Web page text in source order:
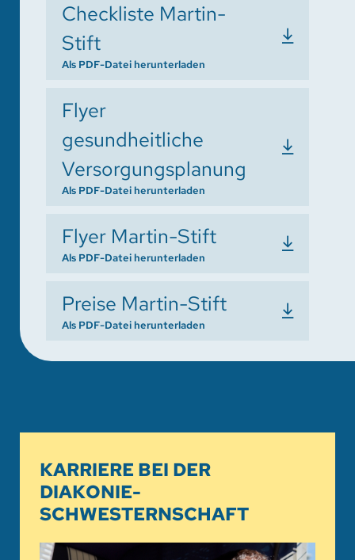
Checkliste Martin-
Stift
Als PDF-Datei herunterladen
Flyer
gesundheitliche
Versorgungsplanung
Als PDF-Datei herunterladen
Flyer Martin-Stift
Als PDF-Datei herunterladen
Preise Martin-Stift
Als PDF-Datei herunterladen
KARRIERE BEI DER
DIAKONIE-
SCHWESTERNSCHAFT